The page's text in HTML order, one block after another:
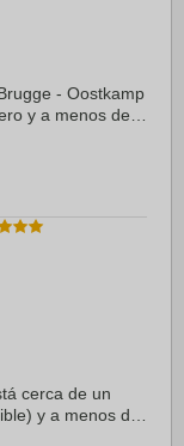
- Oostkamp
y a menos de
cerca de un
y a menos de